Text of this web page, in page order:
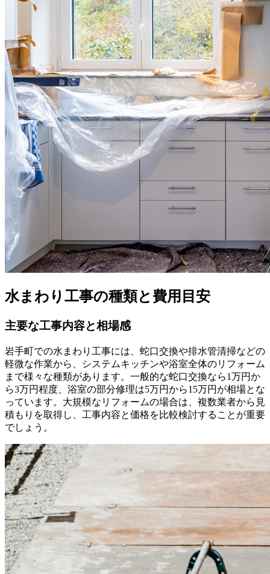
水まわり工事の種類と費用目安
主要な工事内容と相場感
岩手町での水まわり工事には、蛇口交換や排水管清掃などの
軽微な作業から、システムキッチンや浴室全体のリフォーム
まで様々な種類があります。一般的な蛇口交換なら1万円か
ら3万円程度、浴室の部分修理は5万円から15万円が相場とな
っています。大規模なリフォームの場合は、複数業者から見
積もりを取得し、工事内容と価格を比較検討することが重要
でしょう。